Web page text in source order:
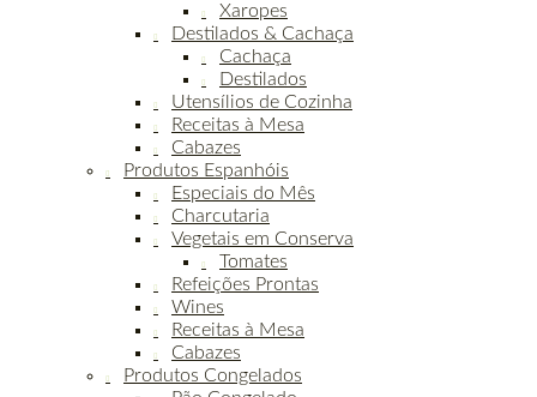
Xaropes
Destilados & Cachaça
Cachaça
Destilados
Utensílios de Cozinha
Receitas à Mesa
Cabazes
Produtos Espanhóis
Especiais do Mês
Charcutaria
Vegetais em Conserva
Tomates
Refeições Prontas
Wines
Receitas à Mesa
Cabazes
Produtos Congelados